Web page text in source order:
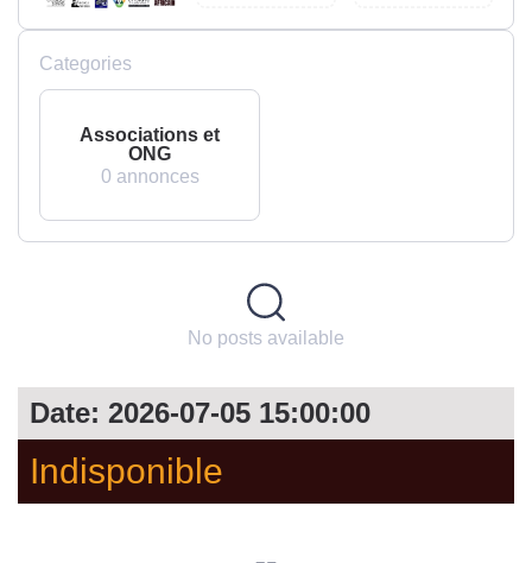
Categories
Associations et
ONG
0 annonces
No posts available
Date: 2026-07-05 15:00:00
Indisponible